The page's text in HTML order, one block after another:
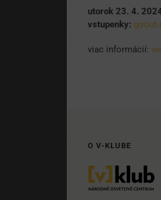
utorok 23. 4.
vstupenky:
viac informácií:
O V-KLUBE